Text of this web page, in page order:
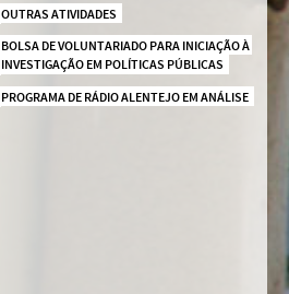
OUTRAS ATIVIDADES
BOLSA DE VOLUNTARIADO PARA INICIAÇÃO À
INVESTIGAÇÃO EM POLÍTICAS PÚBLICAS
PROGRAMA DE RÁDIO ALENTEJO EM ANÁLISE